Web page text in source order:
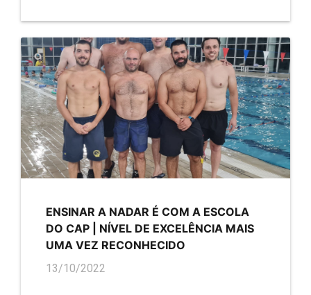
ENSINAR A NADAR É COM A ESCOLA
DO CAP | NÍVEL DE EXCELÊNCIA MAIS
UMA VEZ RECONHECIDO
13/10/2022